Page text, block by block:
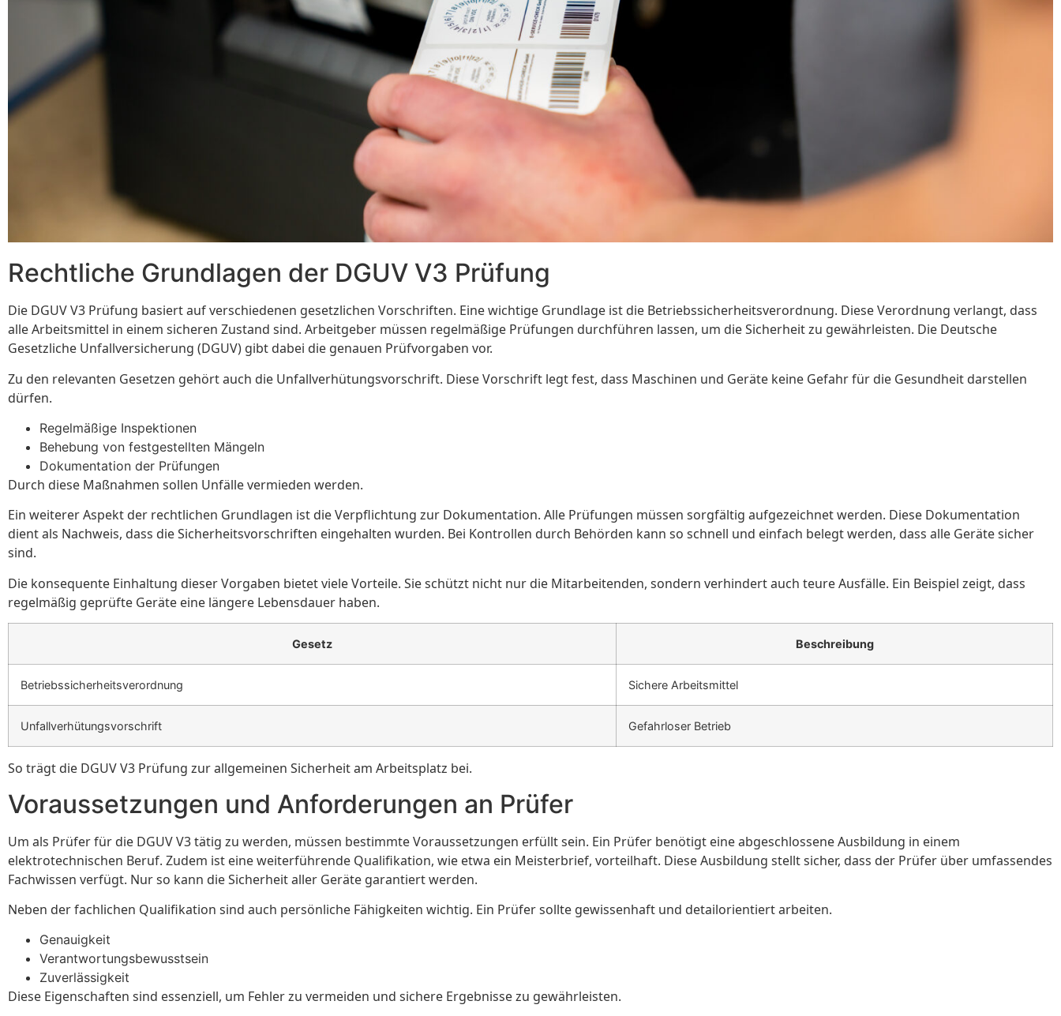
Rechtliche Grundlagen der DGUV V3 Prüfung
Die DGUV V3 Prüfung basiert auf verschiedenen gesetzlichen Vorschriften. Eine wichtige Grundlage ist die Betriebssicherheitsverordnung. Diese Verordnung verlangt, dass
alle Arbeitsmittel in einem sicheren Zustand sind. Arbeitgeber müssen regelmäßige Prüfungen durchführen lassen, um die Sicherheit zu gewährleisten. Die Deutsche
Gesetzliche Unfallversicherung (DGUV) gibt dabei die genauen Prüfvorgaben vor.
Zu den relevanten Gesetzen gehört auch die Unfallverhütungsvorschrift. Diese Vorschrift legt fest, dass Maschinen und Geräte keine Gefahr für die Gesundheit darstellen
dürfen.
Regelmäßige Inspektionen
Behebung von festgestellten Mängeln
Dokumentation der Prüfungen
Durch diese Maßnahmen sollen Unfälle vermieden werden.
Ein weiterer Aspekt der rechtlichen Grundlagen ist die Verpflichtung zur Dokumentation. Alle Prüfungen müssen sorgfältig aufgezeichnet werden. Diese Dokumentation
dient als Nachweis, dass die Sicherheitsvorschriften eingehalten wurden. Bei Kontrollen durch Behörden kann so schnell und einfach belegt werden, dass alle Geräte sicher
sind.
Die konsequente Einhaltung dieser Vorgaben bietet viele Vorteile. Sie schützt nicht nur die Mitarbeitenden, sondern verhindert auch teure Ausfälle. Ein Beispiel zeigt, dass
regelmäßig geprüfte Geräte eine längere Lebensdauer haben.
Gesetz Beschreibung
Betriebssicherheitsverordnung Sichere Arbeitsmittel
Unfallverhütungsvorschrift Gefahrloser Betrieb
So trägt die DGUV V3 Prüfung zur allgemeinen Sicherheit am Arbeitsplatz bei.
Voraussetzungen und Anforderungen an Prüfer
Um als Prüfer für die DGUV V3 tätig zu werden, müssen bestimmte Voraussetzungen erfüllt sein. Ein Prüfer benötigt eine abgeschlossene Ausbildung in einem
elektrotechnischen Beruf. Zudem ist eine weiterführende Qualifikation, wie etwa ein Meisterbrief, vorteilhaft. Diese Ausbildung stellt sicher, dass der Prüfer über umfassendes
Fachwissen verfügt. Nur so kann die Sicherheit aller Geräte garantiert werden.
Neben der fachlichen Qualifikation sind auch persönliche Fähigkeiten wichtig. Ein Prüfer sollte gewissenhaft und detailorientiert arbeiten.
Genauigkeit
Verantwortungsbewusstsein
Zuverlässigkeit
Diese Eigenschaften sind essenziell, um Fehler zu vermeiden und sichere Ergebnisse zu gewährleisten.